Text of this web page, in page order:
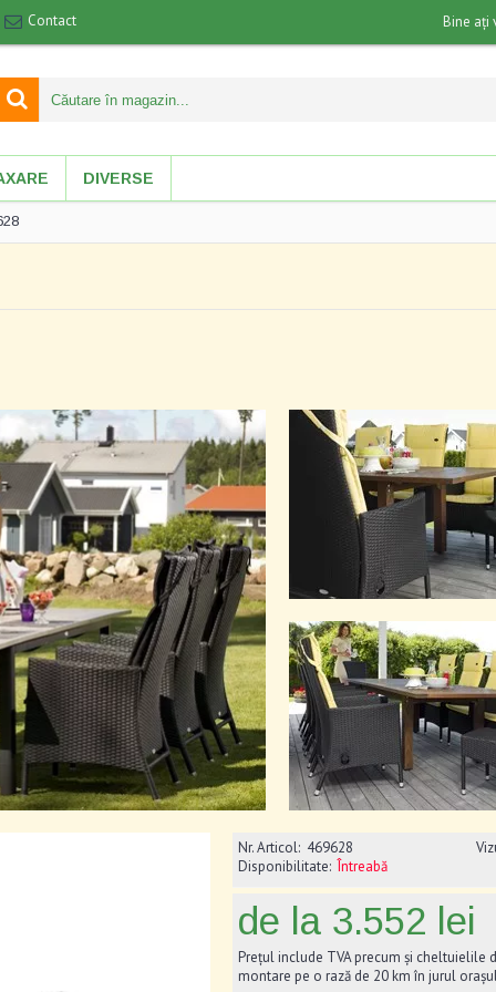
Contact Bine ați
DIVERSE
Nr. Articol: 469628
Disponibilitate: Întreabă
de la 3.552 lei
Prețul include TVA precum și cheltuielile
montare pe o rază de 20 km în jurul